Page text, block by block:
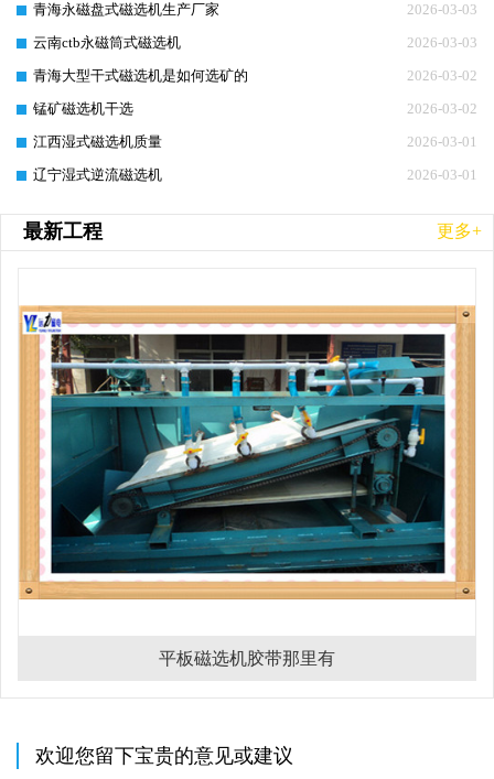
2026-03-03
青海永磁盘式磁选机生产厂家
2026-03-03
云南ctb永磁筒式磁选机
2026-03-02
青海大型干式磁选机是如何选矿的
2026-03-02
锰矿磁选机干选
2026-03-01
江西湿式磁选机质量
2026-03-01
辽宁湿式逆流磁选机
最新工程 更多+
平板磁选机胶带那里有
欢迎您留下宝贵的意见或建议